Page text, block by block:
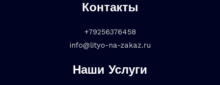
Контакты
+79256376458
info@lityo-na-zakaz.ru
Наши Услуги